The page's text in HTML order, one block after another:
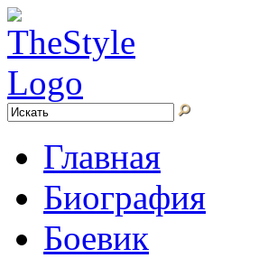
Главная
Биография
Боевик